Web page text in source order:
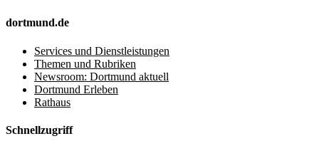
dortmund.de
Services und Dienstleistungen
Themen und Rubriken
Newsroom: Dortmund aktuell
Dortmund Erleben
Rathaus
Schnellzugriff